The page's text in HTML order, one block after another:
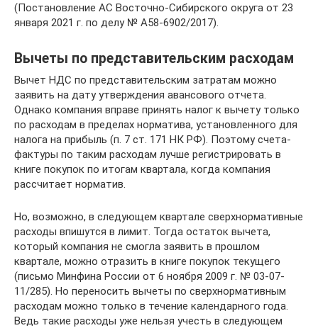
(Постановление АС Восточно-Сибирского округа от 23
января 2021 г. по делу № А58-6902/2017).
Вычеты по представительским расходам
Вычет НДС по представительским затратам можно
заявить на дату утверждения авансового отчета.
Однако компания вправе принять налог к вычету только
по расходам в пределах норматива, установленного для
налога на прибыль (п. 7 ст. 171 НК РФ). Поэтому счета-
фактуры по таким расходам лучше регистрировать в
книге покупок по итогам квартала, когда компания
рассчитает норматив.
Но, возможно, в следующем квартале сверхнормативные
расходы впишутся в лимит. Тогда остаток вычета,
который компания не смогла заявить в прошлом
квартале, можно отразить в книге покупок текущего
(письмо Минфина России от 6 ноября 2009 г. № 03-07-
11/285). Но переносить вычеты по сверхнормативным
расходам можно только в течение календарного года.
Ведь такие расходы уже нельзя учесть в следующем